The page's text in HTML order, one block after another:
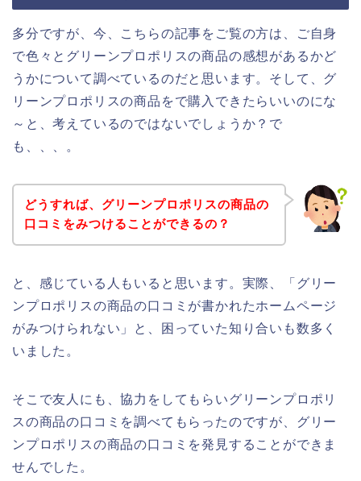
多分ですが、今、こちらの記事をご覧の方は、ご自身
で色々とグリーンプロポリスの商品の感想があるかど
うかについて調べているのだと思います。そして、グ
リーンプロポリスの商品をで購入できたらいいのにな
～と、考えているのではないでしょうか？で
も、、、。
どうすれば、グリーンプロポリスの商品の
口コミをみつけることができるの？
と、感じている人もいると思います。実際、「グリー
ンプロポリスの商品の口コミが書かれたホームページ
がみつけられない」と、困っていた知り合いも数多く
いました。
そこで友人にも、協力をしてもらいグリーンプロポリ
スの商品の口コミを調べてもらったのですが、グリー
ンプロポリスの商品の口コミを発見することができま
せんでした。